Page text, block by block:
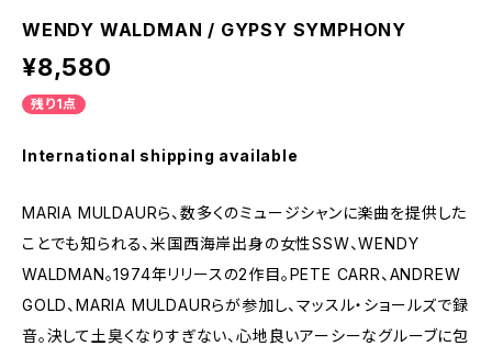
WENDY WALDMAN / GYPSY SYMPHONY
¥8,580
残り1点
International shipping available
MARIA MULDAURら、数多くのミュージシャンに楽曲を提供した
ことでも知られる、米国西海岸出身の女性SSW、WENDY
WALDMAN。1974年リリースの2作目。PETE CARR、ANDREW
GOLD、MARIA MULDAURらが参加し、マッスル・ショールズで録
音。決して土臭くなりすぎない、心地良いアーシーなグルーブに包